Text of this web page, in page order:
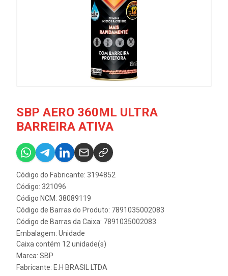
SBP AERO 360ML ULTRA
BARREIRA ATIVA
Código do Fabricante: 3194852
Código: 321096
Código NCM: 38089119
Código de Barras do Produto: 7891035002083
Código de Barras da Caixa: 7891035002083
Embalagem: Unidade
Caixa contém 12 unidade(s)
Marca: SBP
Fabricante: E.H BRASIL LTDA